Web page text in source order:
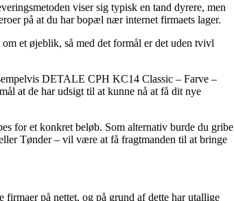
viser sig typisk en tand dyrere, men
på at du har bopæl nær internet firmaets lager.
et øjeblik, så med det formål er det uden tvivl
DETALE CPH KC14 Classic – Farve –
at de har udsigt til at kunne nå at få dit nye
for et konkret beløb. Som alternativ burde du gribe
Tønder – vil være at få fragtmanden til at bringe
på nettet, og på grund af dette har utallige